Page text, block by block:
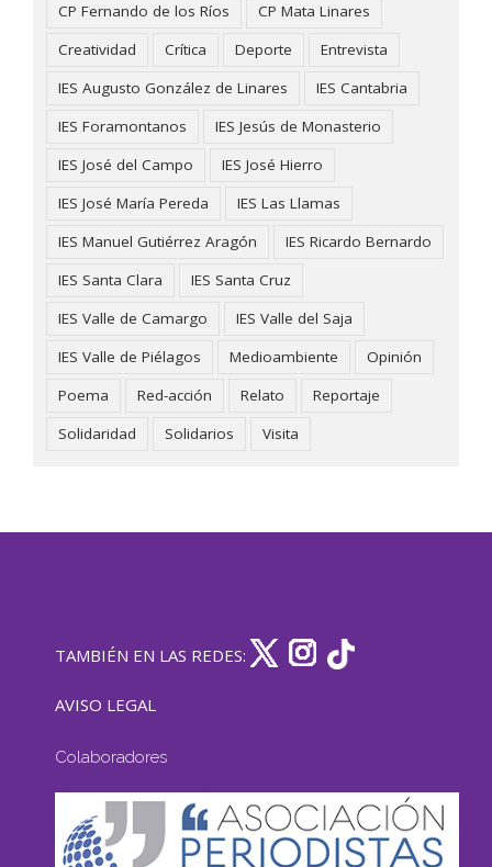
CP Fernando de los Ríos
CP Mata Linares
Creatividad
Crítica Deporte
Entrevista
IES Augusto González de Linares
IES Cantabria
IES Foramontanos
IES Jesús de Monasterio
IES José del Campo
IES José Hierro
IES José María Pereda
IES Las Llamas
IES Manuel Gutiérrez Aragón
IES Ricardo Bernardo
IES Santa Clara
IES Santa Cruz
IES Valle de Camargo
IES Valle del Saja
IES Valle de Piélagos
Medioambiente
Opinión
Poema
Red-acción Relato
Reportaje
Solidaridad
Solidarios Visita
TAMBIÉN EN LAS REDES:
AVISO LEGAL
Colaboradores